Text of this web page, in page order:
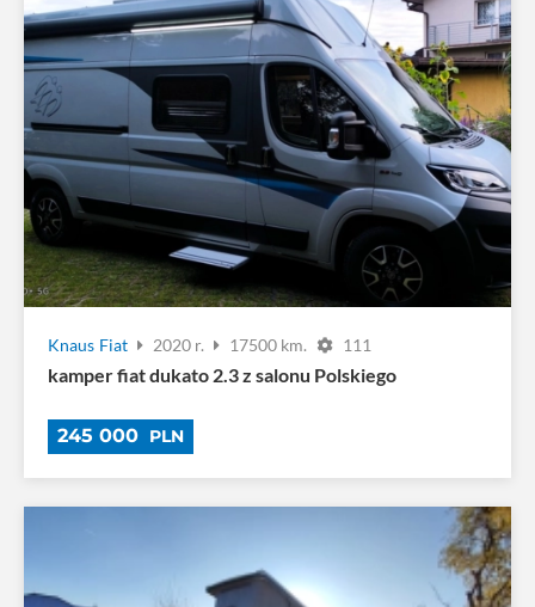
Knaus Fiat 2020 r. 17500 km. 111
kamper fiat dukato 2.3 z salonu Polskiego
245 000 PLN